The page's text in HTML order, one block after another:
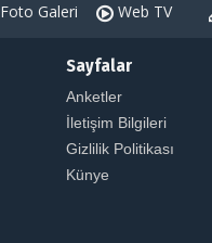
Foto Galeri Web TV
Sayfalar
Anketler
İletişim Bilgileri
Gizlilik Politikası
Künye